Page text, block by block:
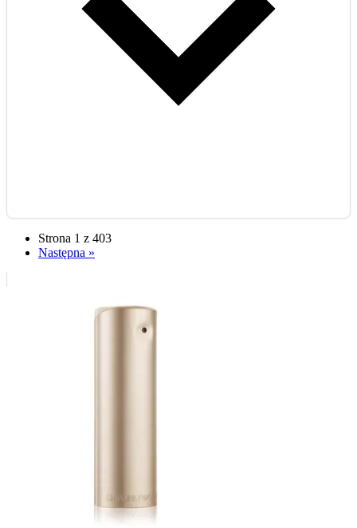
Strona 1 z 403
Następna »